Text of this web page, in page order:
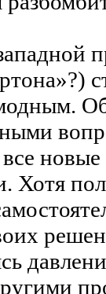
Хотя